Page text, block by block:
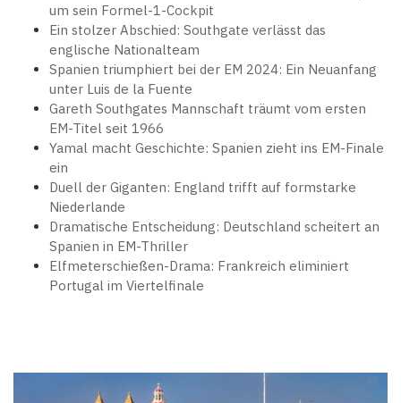
um sein Formel-1-Cockpit
Ein stolzer Abschied: Southgate verlässt das
englische Nationalteam
Spanien triumphiert bei der EM 2024: Ein Neuanfang
unter Luis de la Fuente
Gareth Southgates Mannschaft träumt vom ersten
EM-Titel seit 1966
Yamal macht Geschichte: Spanien zieht ins EM-Finale
ein
Duell der Giganten: England trifft auf formstarke
Niederlande
Dramatische Entscheidung: Deutschland scheitert an
Spanien in EM-Thriller
Elfmeterschießen-Drama: Frankreich eliminiert
Portugal im Viertelfinale